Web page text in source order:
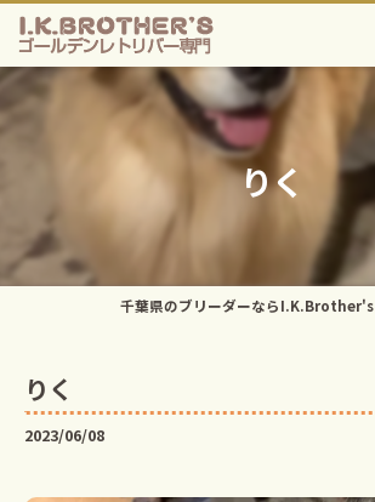
りく
千葉県のブリーダーならI.K.Brother's
りく
2023/06/08